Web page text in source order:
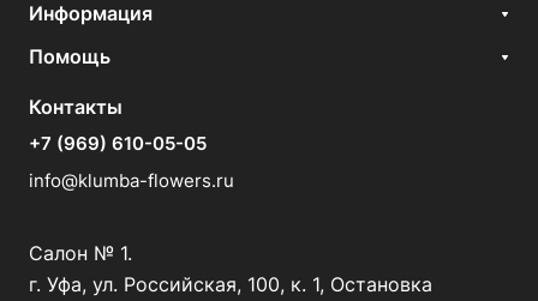
Информация
Помощь
Контакты
+7 (969) 610-05-05
info@klumba-flowers.ru
Салон № 1.
г. Уфа, ул. Российская, 100, к. 1, Остановка